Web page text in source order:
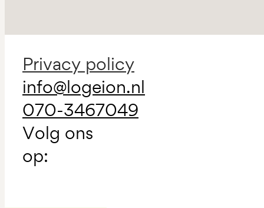
Privacy policy
info@logeion.nl
070-3467049
Volg ons
op: